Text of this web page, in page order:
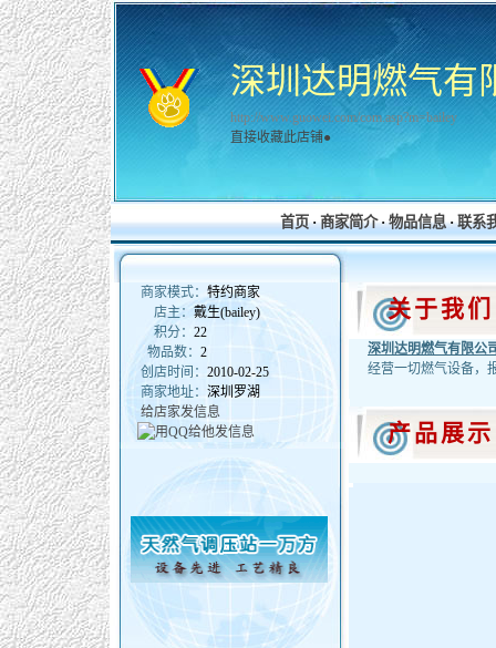
深圳达明燃气有
http://www.guowei.com/com.asp?m=bailey
直接收藏此店铺●
首页·商家简介·物品信息·联系
商家模式： 特约商家
店主： 戴生(bailey)
积分： 22
物品数： 2
创店时间： 2010-02-25
商家地址： 深圳罗湖
给店家发信息
关于我
深圳达明燃气有限公
经营一切燃气设备，
产品展示